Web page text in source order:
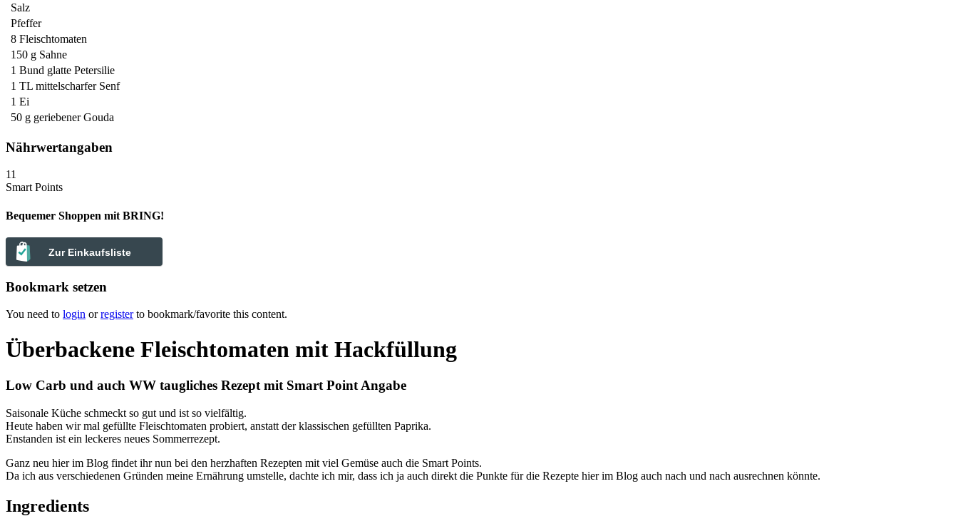
Salz
Pfeffer
8 Fleischtomaten
150 g Sahne
1 Bund glatte Petersilie
1 TL mittelscharfer Senf
1 Ei
50 g geriebener Gouda
Nährwertangaben
11
Smart Points
Bequemer Shoppen mit BRING!
Zur Einkaufsliste
Bookmark setzen
You need to login orregisterto bookmark/favorite this content.
Überbackene Fleischtomaten mit Hackfüllung
Low Carb und auch WW taugliches Rezept mit Smart Point Angabe
Saisonale Küche schmeckt so gut und ist so vielfältig.
Heute haben wir mal gefüllte Fleischtomaten probiert, anstatt der klassischen gefüllten Paprika.
Enstanden ist ein leckeres neues Sommerrezept.
Ganz neu hier im Blog findet ihr nun bei den herzhaften Rezepten mit viel Gemüse auch die Smart Points.
Da ich aus verschiedenen Gründen meine Ernährung umstelle, dachte ich mir, dass ich ja auch direkt die Punkte für die Rezepte hier im Blog auch nach und nach ausrechnen könnte.
Ingredients